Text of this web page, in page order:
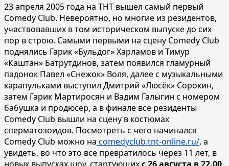
23 апреля 2005 года на ТНТ вышел самый первый
Comedy Club. Невероятно, но многие из резидентов,
участвовавших в том историческом выпуске до сих
пор в строю. Самыми первыми на сцену Comedy Club
поднялись Гарик «Бульдог» Харламов и Тимур
«Каштан» Батрутдинов, затем появился гламурный
падонок Павел «Снежок» Воля, далее с музыкальными
карапульками выступил Дмитрий «Люсёк» Сорокин,
затем Гарик Мартиросян и Вадим Галыгин с номером
бабушка и продюсер, а в финале все резиденты
Comedy Club вышли на сцену в костюмах
сперматозоидов. Посмотреть с чего начинался
Comedy Club можно на comedyclub.tnt-online.ru/, а
увидеть, во что это все превратилось через 11 лет, в